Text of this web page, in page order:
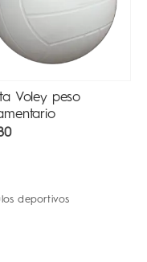
Basquet Pesada
deportivos